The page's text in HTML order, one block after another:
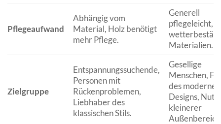
Pflegeaufwand
Abhängig vom
Material, Holz benötigt
mehr Pflege.
Generell
pflegeleicht,
Materialien.
Zielgruppe
Entspannungssuchende,
Personen mit
Rückenproblemen,
Liebhaber des
klassischen Stils.
Gesellige
Menschen,
des modernen
Designs,
kleinerer